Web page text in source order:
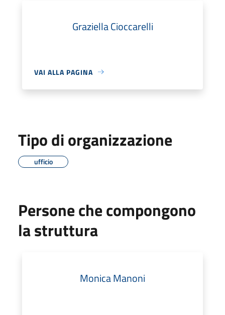
Graziella Cioccarelli
VAI ALLA PAGINA
Tipo di organizzazione
ufficio
Persone che compongono
la struttura
Monica Manoni